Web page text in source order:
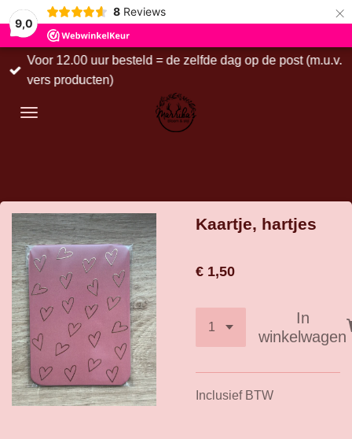
9,0
8 Reviews ×
Voor 12.00 uur besteld = de zelfde dag op de post (m.u.v.
vers producten)
Kaartje, hartjes
€ 1,50
In
winkelwagen
Inclusief BTW